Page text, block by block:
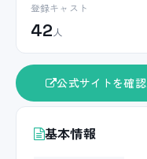
登録キャスト
42 人
公式サイトを確認
基本情報